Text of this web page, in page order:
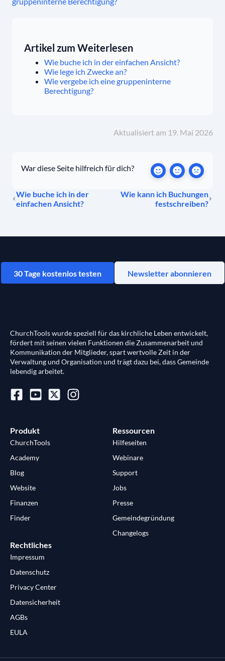
Artikel zum Weiterlesen
Wie buche ich in der einfachen Ansicht?
Wie lege ich Zwecke an?
Wie vergebe ich eine gruppeninterne
Berechtigung?
Aktualisiert am 19. Mai 2026
War diese Seite hilfreich für dich?
Wie buche ich in der
einfachen Ansicht?
Wie kann ich Buchungen
festschreiben?
30 Tage kostenlos testen Newsletter abonnieren
ChurchTools wurde speziell für das kirchliche Leben entwickelt,
fördert mit seinen vielen Funktionen die Zusammenarbeit und
Kommunikation der Mitglieder, spart wertvolle Zeit in der
Verwaltung und Organisation und trägt dazu bei, dass Gemeinde
lebendig arbeitet.
Produkt
ChurchTools
Academy
Blog
Website
Finanzen
Finder
Ressourcen
Hilfeseiten
Webinare
Support
Jobs
Presse
Gemeindegründung
Changelogs
Rechtliches
Impressum
Datenschutz
Privacy Center
Datensicherheit
AGBs
EULA